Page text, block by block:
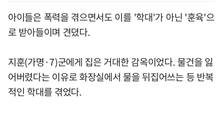
아이들은 폭력을 겪으면서도 이를 '학대'가 아닌 '훈육'으
로 받아들이며 견뎠다.
지훈(가명·7)군에게 집은 거대한 감옥이었다. 물건을 잃
어버렸다는 이유로 화장실에서 물을 뒤집어쓰는 등 반복
적인 학대를 겪었다.